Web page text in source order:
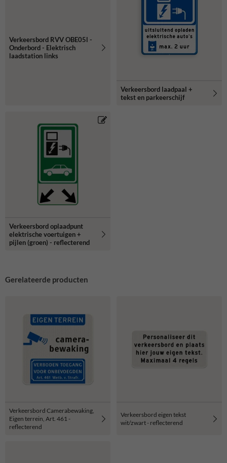
Verkeersbord RVV OBE05l -
Onderbord - Elektrisch
laadstation links
Verkeersbord laadpaal +
tekst en parkeerschijf
Verkeersbord oplaadpunt
elektrische voertuigen +
pijlen (groen) - reflecterend
Gerelateerde producten
Verkeersbord Camerabewaking,
Eigen terrein, Art. 461 -
reflecterend
Verkeersbord eigen tekst
wit/zwart - reflecterend